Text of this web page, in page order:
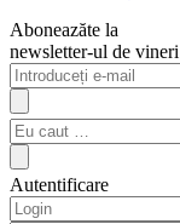
Aboneazăte la
newsletter-ul de vineri
Autentificare